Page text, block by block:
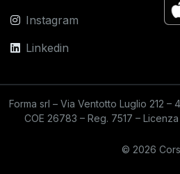
Instagram
Linkedin
Forma srl – Via Ventotto Luglio 212 –
COE 26783 – Reg. 7517 –
© 2026